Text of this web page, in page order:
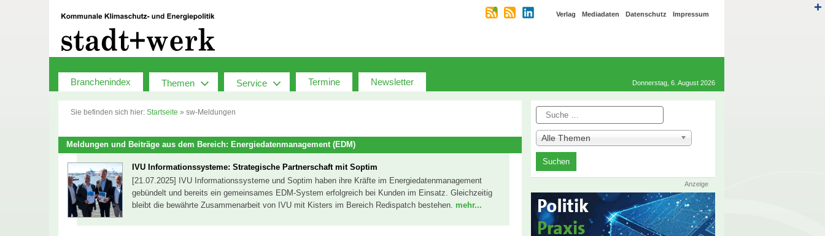
Verlag Mediadaten Datenschutz Impressum
Branchenindex Themen Service Termine Newsletter Donnerstag, 6. August 2026
Sie befinden sich hier: Startseite » sw-Meldungen
Meldungen und Beiträge aus dem Bereich: Energiedatenmanagement (EDM)
IVU Informationssysteme: Strategische Partnerschaft mit Soptim
[21.07.2025] IVU Informationssysteme und Soptim haben ihre Kräfte im Energiedatenmanagement
gebündelt und bereits ein gemeinsames EDM-System erfolgreich bei Kunden im Einsatz. Gleichzeitig
bleibt die bewährte Zusammenarbeit von IVU mit Kisters im Bereich Redispatch bestehen. mehr...
Suche
Alle Themen
Anzeige